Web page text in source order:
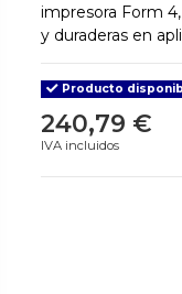
impresora Form
y duraderas en
Producto
240,79 €
IVA incluidos